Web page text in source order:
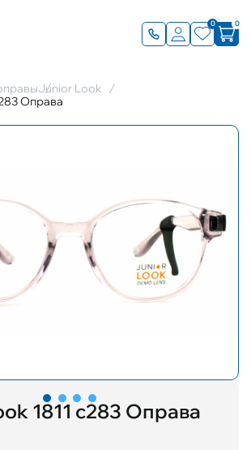
0 0
Junior Look
Оправа
1811 c283 Оправа